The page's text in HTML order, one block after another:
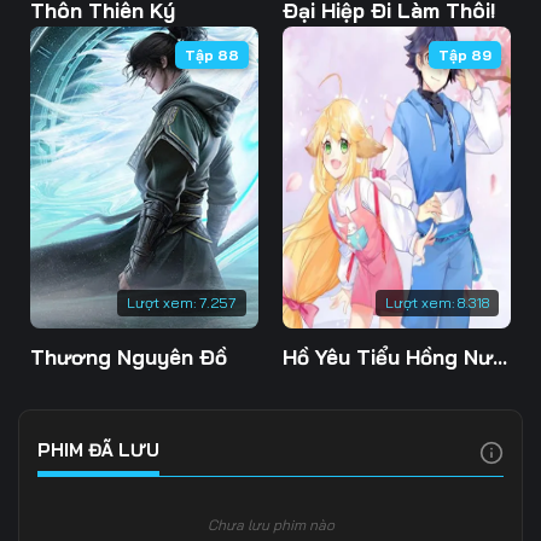
Tập 108 Tập 109 Tập 110
Tập 111 Tập 112 Tập 113
Tập 114 Tập 115 Tập 116
Tập 117 Tập 118 Tập 119
Tập 120 Tập 121 Tập 122
Tập 123 Tập 124 Tập 125
Tập 126 Tập 127 Tập 128
Thôn Thiên Ký Đại Hiệp Đi Làm Thôi!
Lượt xem: 7.257
Tập 88
Thương Nguyên Đồ
Lượt xem: 8.318
Tập 89
Hồ Yêu Tiểu Hồng Nương
PHIM ĐÃ LƯU
Chưa lưu phim nào